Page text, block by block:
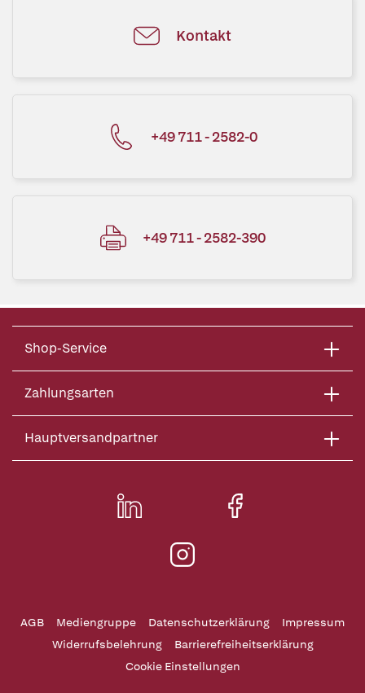
Kontakt
+49 711 - 2582-0
+49 711 - 2582-390
Shop-Service
Zahlungsarten
Hauptversandpartner
AGB Mediengruppe Datenschutzerklärung
Impressum
Widerrufsbelehrung
Barrierefreiheitserklärung
Cookie Einstellungen